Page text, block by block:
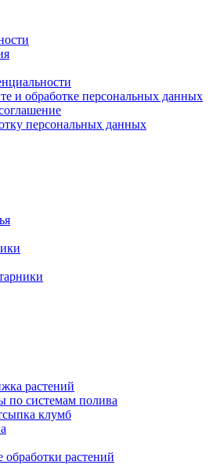
и обработке персональных данных
персональных данных
растений
по системам полива
клумб
растений